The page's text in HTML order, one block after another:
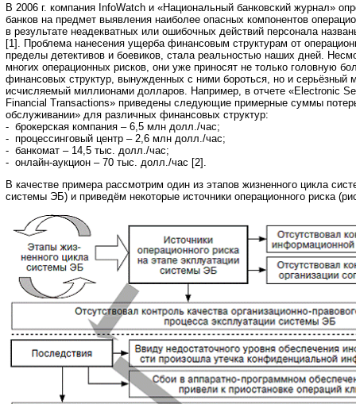
В 2006 г. компания InfoWatch и «Национальный банковский журнал»
банков на предмет выявления наиболее опасных компонентов
в результате неадекватных или ошибочных действий персонала
[1]. Проблема нанесения ущерба финансовым структурам от
пределы детективов и боевиков, стала реальностью наших дней.
многих операционных рисков, они уже приносят не только головную
финансовых структур, вынужденных с ними бороться, но и серьёзный
исчисляемый миллионами долларов. Например, в отчете «Electronic
Financial Transactions» приведены следующие примерные суммы потерь
обслуживании» для различных финансовых структур:
- брокерская компания – 6,5 млн долл./час;
- процессинговый центр – 2,6 млн долл./час;
- банкомат – 14,5 тыс. долл./час;
- онлайн-аукцион – 70 тыс. долл./час [2].
В качестве примера рассмотрим один из этапов жизненного цикла
системы ЭБ) и приведём некоторые источники операционного риска